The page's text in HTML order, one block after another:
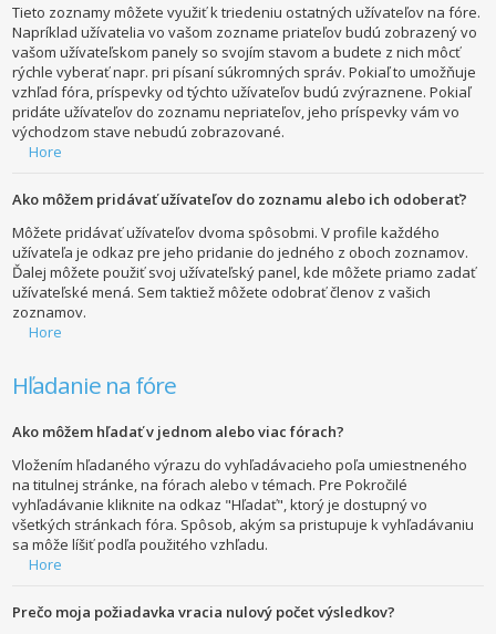
Tieto zoznamy môžete využiť k triedeniu ostatných užívateľov na fóre.
Napríklad užívatelia vo vašom zozname priateľov budú zobrazený vo
vašom užívateľskom panely so svojím stavom a budete z nich môcť
rýchle vyberať napr. pri písaní súkromných správ. Pokiaľ to umožňuje
vzhľad fóra, príspevky od týchto užívateľov budú zvýraznene. Pokiaľ
pridáte užívateľov do zoznamu nepriateľov, jeho príspevky vám vo
východzom stave nebudú zobrazované.
Hore
Ako môžem pridávať užívateľov do zoznamu alebo ich odoberať?
Môžete pridávať užívateľov dvoma spôsobmi. V profile každého
užívateľa je odkaz pre jeho pridanie do jedného z oboch zoznamov.
Ďalej môžete použiť svoj užívateľský panel, kde môžete priamo zadať
užívateľské mená. Sem taktiež môžete odobrať členov z vašich
zoznamov.
Hore
Hľadanie na fóre
Ako môžem hľadať v jednom alebo viac fórach?
Vložením hľadaného výrazu do vyhľadávacieho poľa umiestneného
na titulnej stránke, na fórach alebo v témach. Pre Pokročilé
vyhľadávanie kliknite na odkaz "Hľadať", ktorý je dostupný vo
všetkých stránkach fóra. Spôsob, akým sa pristupuje k vyhľadávaniu
sa môže líšiť podľa použitého vzhľadu.
Hore
Prečo moja požiadavka vracia nulový počet výsledkov?